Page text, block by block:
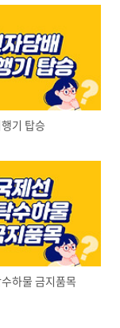
기 탑승
하물 금지품목